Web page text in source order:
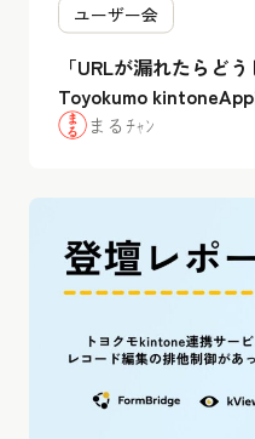
ユーザー会
「URLが漏れたらど
Toyokumo
のセキュアなWeb化
まるﾁｬﾝ